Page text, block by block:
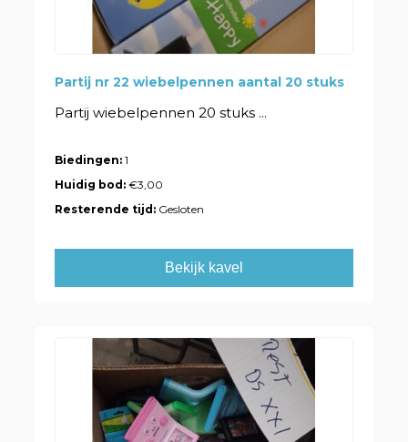
Partij nr 22 wiebelpennen aantal 20 stuks
Partij wiebelpennen 20 stuks ...
Biedingen: 1
Huidig bod:€3,00
Resterende tijd: Gesloten
Bekijk kavel